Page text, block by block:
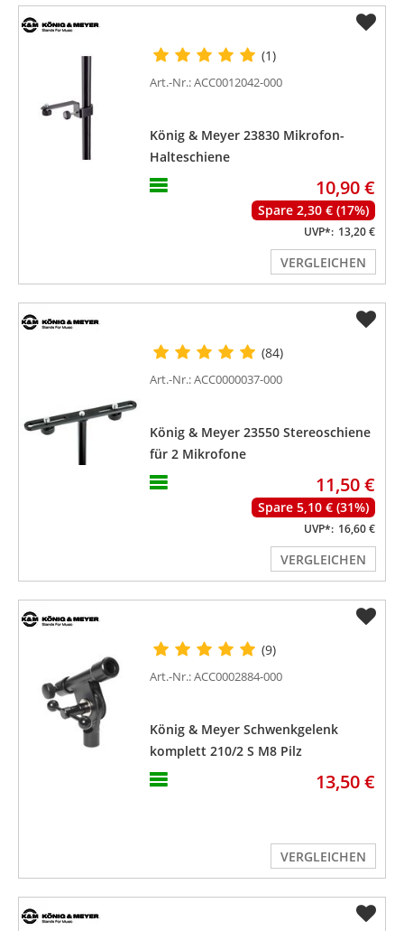
(1)
Art.-Nr.: ACC0012042-000
König & Meyer 23830 Mikrofon-
Halteschiene
10,90 €
Spare 2,30 € (17%)
UVP*: 13,20 €
VERGLEICHEN
(84)
Art.-Nr.: ACC0000037-000
König & Meyer 23550 Stereoschiene
für 2 Mikrofone
11,50 €
Spare 5,10 € (31%)
UVP*: 16,60 €
VERGLEICHEN
(9)
Art.-Nr.: ACC0002884-000
König & Meyer Schwenkgelenk
komplett 210/2 S M8 Pilz
Gummischeibe Knebel
13,50 €
VERGLEICHEN